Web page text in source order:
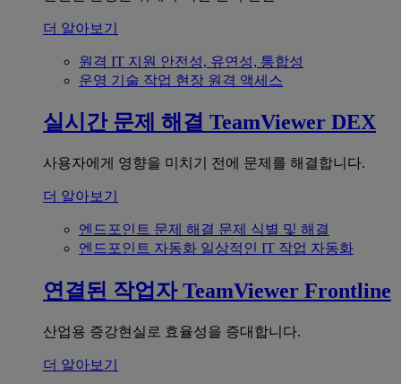
더 알아보기
원격 IT 지원 안전성, 유연성, 통합성
운영 기술 작업 현장 원격 액세스
실시간 문제 해결 TeamViewer DEX
사용자에게 영향을 미치기 전에 문제를 해결합니다.
더 알아보기
엔드포인트 문제 해결 문제 식별 및 해결
엔드포인트 자동화 일상적인 IT 작업 자동화
연결된 작업자 TeamViewer Frontline
산업용 증강현실로 효율성을 증대합니다.
더 알아보기